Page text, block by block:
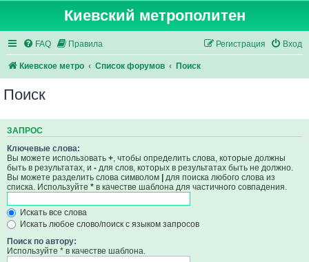
Киевский метрополитен
FAQ Правила Вход
Регистрация
Киевское метро Список форумов Поиск
Поиск
ЗАПРОС
Ключевые слова:
Вы можете использовать + , чтобы определить слова, которые должны
быть в результатах, и - для слов, которых в результатах быть не должно.
Вы можете разделить слова символом | для поиска любого слова из
списка. Используйте * в качестве шаблона для частичного совпадения.
Искать все слова
Искать любое слово/поиск с языком запросов
Поиск по автору:
Используйте * в качестве шаблона.